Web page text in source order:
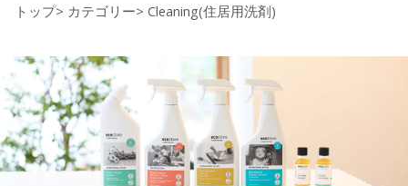
トップ> カテゴリー> Cleaning(住居用洗剤)